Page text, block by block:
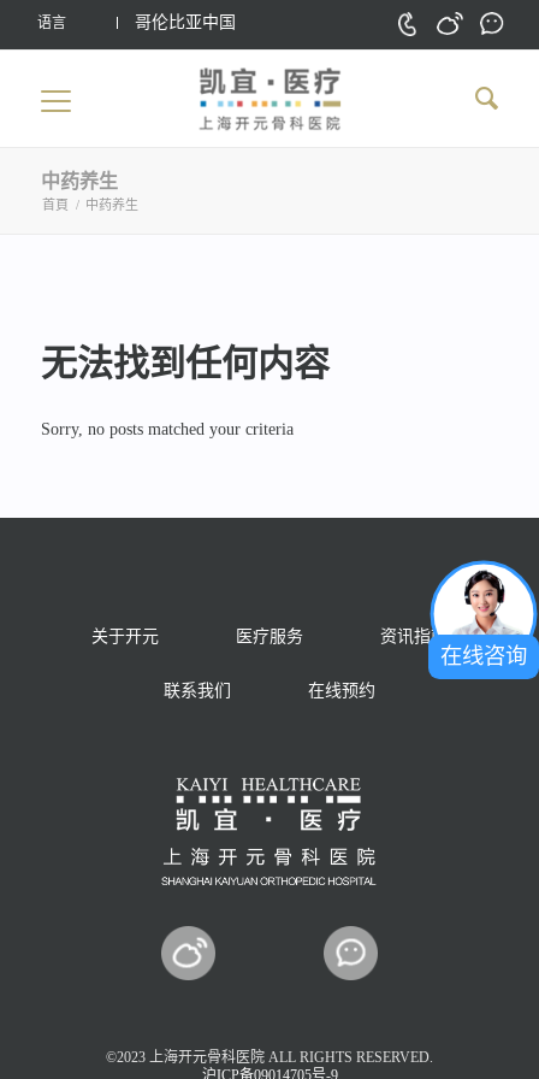
语言 哥伦比亚中国
中药养生
首頁 / 中药养生
无法找到任何内容
Sorry, no posts matched your criteria
关于开元 医疗服务 资讯指南
联系我们 在线预约
©2023 上海开元骨科医院 ALL RIGHTS RESERVED.
沪ICP备09014705号-9
在线咨询